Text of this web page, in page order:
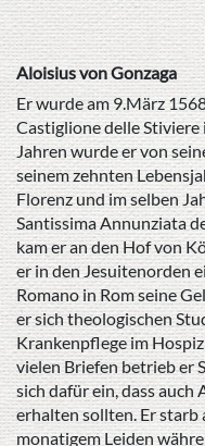
Aloisius von Gonzaga
Er wurde am 9.März
Castiglione delle
Jahren wurde er von
seinem zehnten
Florenz und im selben
Santissima Annunziata
kam er an den Hof von
er in den Jesuitenorden
Romano in Rom seine
er sich theologischen
Krankenpflege im
vielen Briefen betrieb er
sich dafür ein, dass auch
erhalten sollten. Er starb
monatigem Leiden